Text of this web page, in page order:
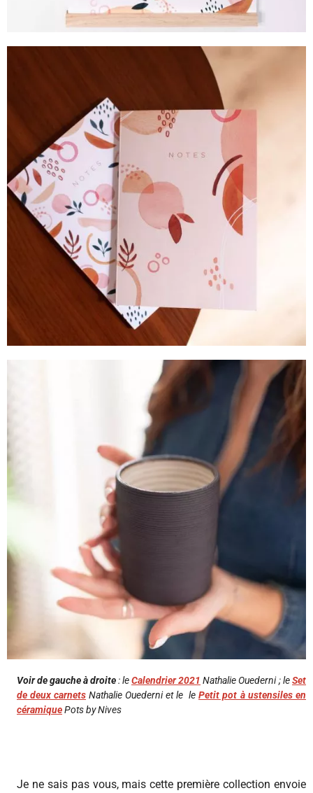
Voir de gauche à droite: leCalendrier 2021 Nathalie Ouederni ; leSet
de deux carnets Nathalie Ouederni et le le Petit pot à ustensiles en
céramiquePots by Nives
Je ne sais pas vous, mais cette première collection envoie